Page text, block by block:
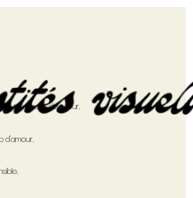
et tes coups de cœur,
d'amour,